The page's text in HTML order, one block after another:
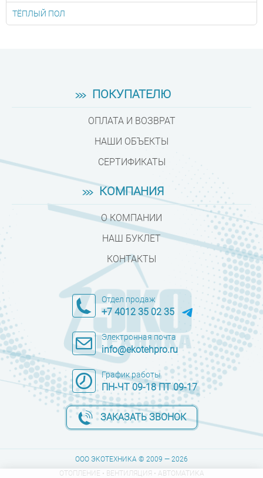
ТЁПЛЫЙ ПОЛ
ПОКУПАТЕЛЮ
ОПЛАТА И ВОЗВРАТ
НАШИ ОБЪЕКТЫ
СЕРТИФИКАТЫ
КОМПАНИЯ
О КОМПАНИИ
НАШ БУКЛЕТ
КОНТАКТЫ
Отдел продаж
+7 4012 35 02 35
Электронная почта
info@ekotehpro.ru
График работы
ПН-ЧТ 09-18 ПТ 09-17
ЗАКАЗАТЬ ЗВОНОК
ООО ЭКОТЕХНИКА © 2009 — 2026
ОТОПЛЕНИЕ • ВЕНТИЛЯЦИЯ • АВТОМАТИКА